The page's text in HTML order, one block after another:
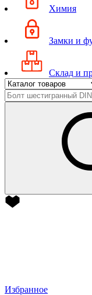
Химия
Замки и
Склад и
Избранное